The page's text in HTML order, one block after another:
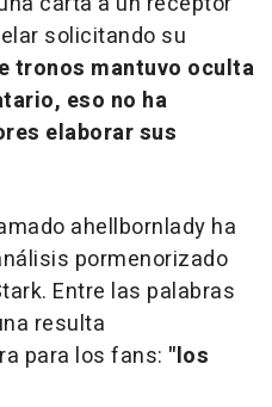
solicitando su
tronos mantuvo oculta
eso no ha
elaborar sus
ahellbornlady ha
pormenorizado
Entre las palabras
resulta
para los fans: "los